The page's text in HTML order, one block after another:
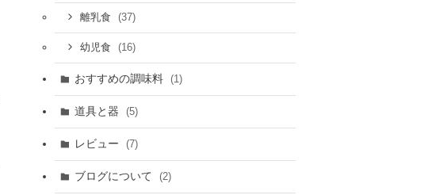
離乳食 (37)
幼児食 (16)
おすすめの調味料 (1)
道具と器 (5)
レビュー (7)
ブログについて (2)